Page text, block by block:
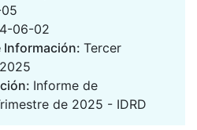
06-02
Información: Tercer
Informe de
de 2025 - IDRD